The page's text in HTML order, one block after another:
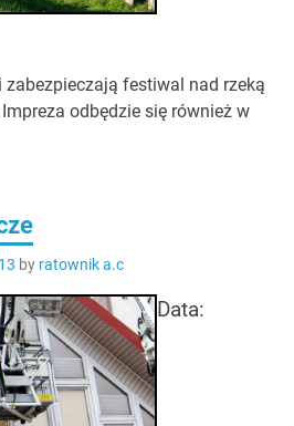
zabezpieczają festiwal nad rzeką
odbędzie się również w
by ratownik a.c
Data: